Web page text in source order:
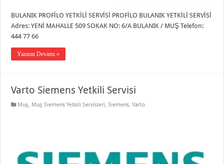
BULANIK PROFİLO YETKİLİ SERVİSİ PROFİLO BULANIK YETKİLİ SERVİSİ
Adres: YENİ MAHALLE 509 SOKAK NO: 6/A BULANIK / MUŞ Telefon:
444 77 66
Yazının Devamı »
Varto Siemens Yetkili Servisi
Muş, Muş Siemens Yetkili Servisleri,Siemens,Varto